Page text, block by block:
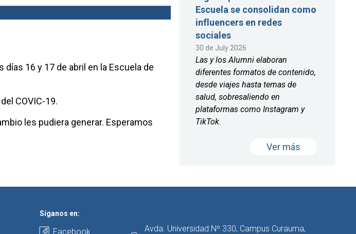
16 y 17 de abril en la Escuela de
COVIC-19.
les pudiera generar. Esperamos
Escuela se consolidan como
influencers en redes
sociales
30 de July 2026
Las y los Alumni elaboran
diferentes formatos de contenido,
desde viajes hasta temas de
salud, sobresaliendo en
plataformas como Instagram y
TikTok.
Ver más
Síganos en:
Facebook Avda. Universidad Nº 330, Campus Curauma,